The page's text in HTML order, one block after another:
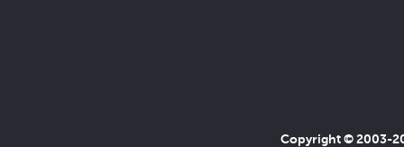
Copyright © 2003-